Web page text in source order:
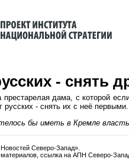
- снять
дама, с которой
- снять их с неё первыми.
бы иметь в Кремле
Северо-Запад».
ссылка на АПН Северо-